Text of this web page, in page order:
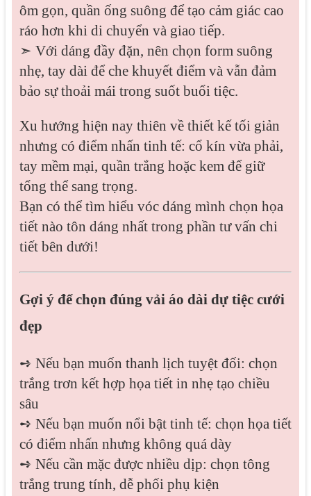
ôm gọn, quần ống suông để tạo cảm giác cao
ráo hơn khi di chuyển và giao tiếp.
➣ Với dáng đầy đặn, nên chọn form suông
nhẹ, tay dài để che khuyết điểm và vẫn đảm
bảo sự thoải mái trong suốt buổi tiệc.
Xu hướng hiện nay thiên về thiết kế tối giản
nhưng có điểm nhấn tinh tế: cổ kín vừa phải,
tay mềm mại, quần trắng hoặc kem để giữ
tổng thể sang trọng.
Bạn có thể tìm hiểu vóc dáng mình chọn họa
tiết nào tôn dáng nhất trong phần tư vấn chi
tiết bên dưới!
Gợi ý để chọn đúng vải áo dài dự tiệc cưới
đẹp
➺ Nếu bạn muốn thanh lịch tuyệt đối: chọn
trắng trơn kết hợp họa tiết in nhẹ tạo chiều
sâu
➺ Nếu bạn muốn nổi bật tinh tế: chọn họa tiết
có điểm nhấn nhưng không quá dày
➺ Nếu cần mặc được nhiều dịp: chọn tông
trắng trung tính, dễ phối phụ kiện